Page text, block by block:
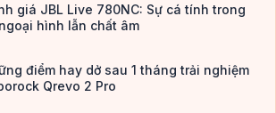
giá JBL Live 780NC: Sự cá tính trong
hình lẫn chất âm
điểm hay dở sau 1 tháng trải nghiệm
Qrevo 2 Pro